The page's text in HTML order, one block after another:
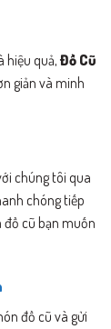
hiệu quả, Đồ Cũ
giản và minh
chúng tôi qua
chóng tiếp
cũ bạn muốn
đồ cũ và gửi